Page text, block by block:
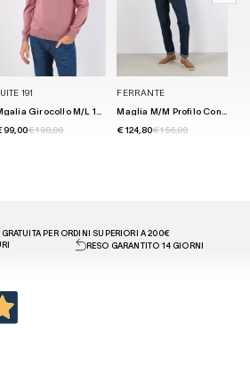
191
99,00€ 198,00
FERRANTE
€ 124,80€ 156,00
PER ORDINI SUPERIORI A 200€
RESO GARANTITO 14 GIORNI